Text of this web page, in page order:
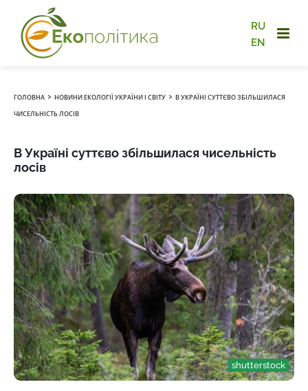
RU
EN
ГОЛОВНА › НОВИНИ ЕКОЛОГІЇ УКРАЇНИ І СВІТУ › В УКРАЇНІ СУТТЄВО ЗБІЛЬШИЛАСЯ
ЧИСЕЛЬНІСТЬ ЛОСІВ
В Україні суттєво збільшилася чисельність
лосів
shutterstock